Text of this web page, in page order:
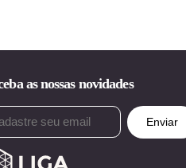
as nossas novidades